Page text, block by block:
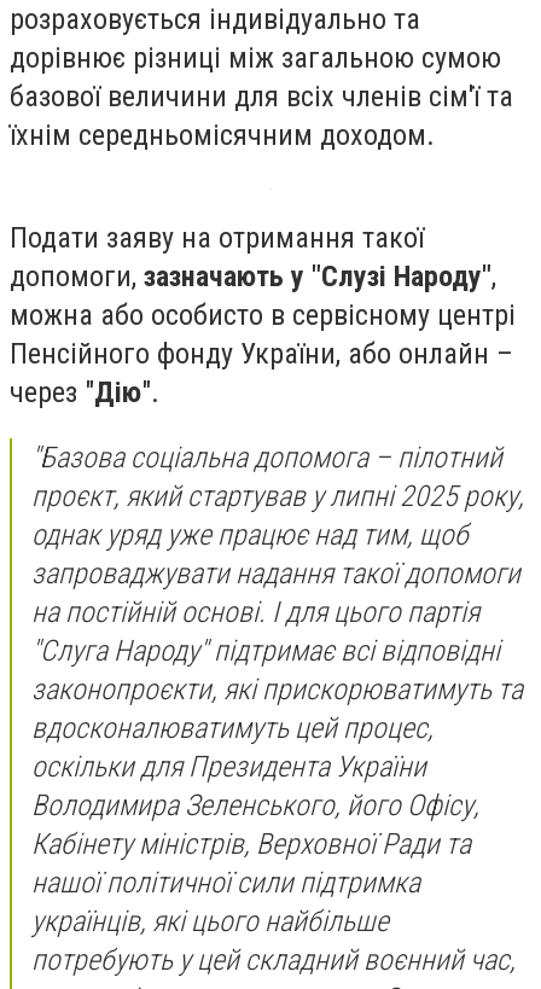
розраховується індивідуально та
дорівнює різниці між загальною сумою
базової величини для всіх членів сім'ї та
їхнім середньомісячним доходом.
Подати заяву на отримання такої
допомоги, зазначають у "Слузі Народу",
можна або особисто в сервісному центрі
Пенсійного фонду України, або онлайн –
через "Дію".
"Базова соціальна допомога – пілотний
проєкт, який стартував у липні 2025 року,
однак уряд уже працює над тим, щоб
запроваджувати надання такої допомоги
на постійній основі. І для цього партія
"Слуга Народу" підтримає всі відповідні
законопроєкти, які прискорюватимуть та
вдосконалюватимуть цей процес,
оскільки для Президента України
Володимира Зеленського, його Офісу,
Кабінету міністрів, Верховної Ради та
нашої політичної сили підтримка
українців, які цього найбільше
потребують у цей складний воєнний час,